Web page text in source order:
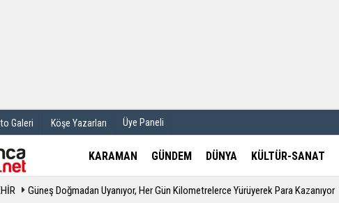
Galeri Köşe Yazarları Üye Paneli
KARAMAN GÜNDEM DÜNYA KÜLTÜR-SANAT
Güneş Doğmadan Uyanıyor, Her Gün Kilometrelerce Yürüyerek Para Kazanıyor